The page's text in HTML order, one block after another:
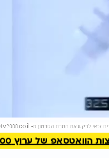
של ערוץ 2000 >>>